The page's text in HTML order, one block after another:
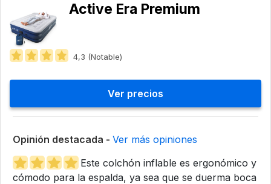
Active Era Premium
4,3 (Notable)
Ver precios
Opinión destacada - Ver más opiniones
Este colchón inflable es ergonómico y
cómodo para la espalda, ya sea que se duerma boca